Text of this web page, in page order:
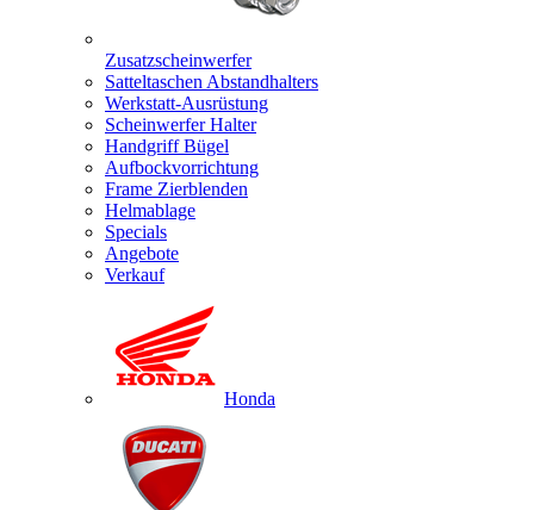
Zusatzscheinwerfer
Satteltaschen Abstandhalters
Werkstatt-Ausrüstung
Scheinwerfer Halter
Handgriff Bügel
Aufbockvorrichtung
Frame Zierblenden
Helmablage
Specials
Angebote
Verkauf
Honda